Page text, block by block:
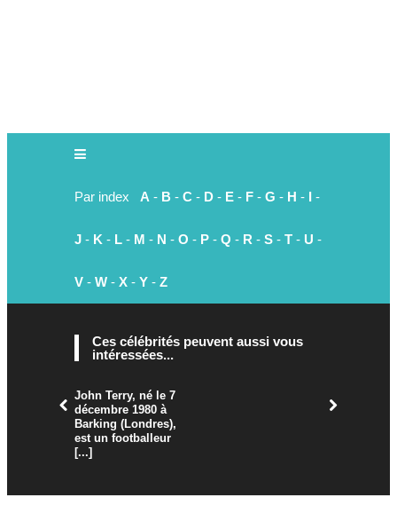
Par index A - B - C - D - E - F - G - H - I -
J - K - L - M - N - O - P - Q - R - S - T - U -
V - W - X - Y - Z
Ces célébrités peuvent aussi vous
intéressées...
John Terry, né le 7
décembre 1980 à
Barking (Londres),
est un footballeur
[...]